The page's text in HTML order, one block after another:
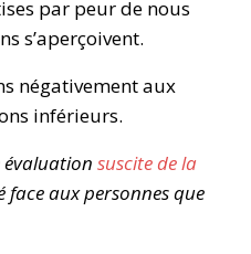
par peur de nous
s’aperçoivent.
négativement aux
inférieurs.
évaluation suscite de la
face aux personnes que